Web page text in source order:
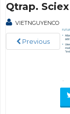
Qtrap.
VIETNGUYENCO
Previous